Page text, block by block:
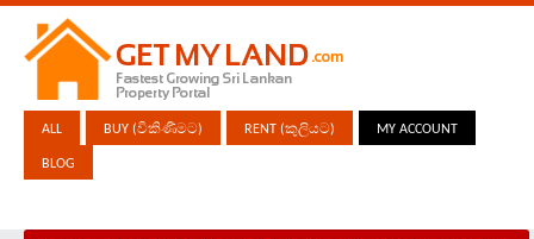
ALL BUY (විකිණීමට) RENT (කුලියට) MY ACCOUNT
BLOG